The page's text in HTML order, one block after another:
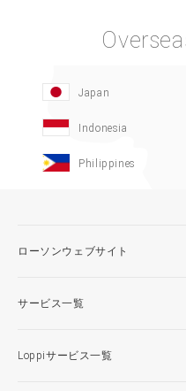
Japan
Indonesia
Philippines
ローソンウェブサイト
サービス一覧
Loppiサービス一覧